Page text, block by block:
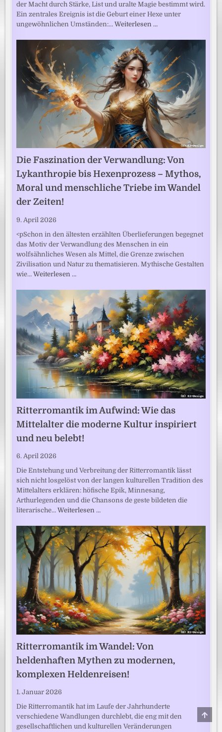
der Macht durch Stärke, List und uralte Magie bestimmt wird.
Ein zentrales Ereignis ist die Geburt einer Hexe unter
ungewöhnlichen Umständen:…Weiterlesen …
Die Faszination der Verwandlung: Von
Lykanthropie bis Hexenprozess – Mythos,
Moral und menschliche Triebe im Wandel
der Zeiten!
9. April 2026
<pSchon in den ältesten erzählten Überlieferungen begegnet
das Motiv der Verwandlung des Menschen in ein
wolfsähnliches Wesen als Mittel, die Grenze zwischen
Zivilisation und Natur zu thematisieren. Mythische Gestalten
wie…Weiterlesen …
Ritterromantik im Aufwind: Wie das
Mittelalter die moderne Kultur inspiriert
und neu belebt!
6. April 2026
Die Entstehung und Verbreitung der Ritterromantik lässt
sich nicht losgelöst von der langen kulturellen Tradition des
Mittelalters erklären: höfische Epik, Minnesang,
Arthurlegenden und die Chansons de geste bildeten die
literarische…Weiterlesen …
Ritterromantik im Wandel: Von
heldenhaften Mythen zu modernen,
komplexen Heldenreisen!
1. Januar 2026
Die Ritterromantik hat im Laufe der Jahrhunderte
verschiedene Wandlungen durchlebt, die eng mit den
gesellschaftlichen und kulturellen Veränderungen
TO